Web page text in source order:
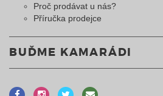
Proč prodávat u nás?
Příručka prodejce
BUĎME KAMARÁDI